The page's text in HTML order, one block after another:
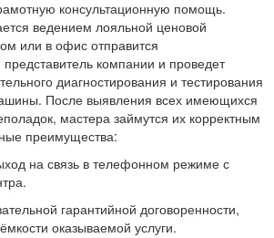
консультационную помощь.
ведением лояльной ценовой
или в офис отправится
компании и проведет
диагностирования и тестирования
После выявления всех имеющихся
мастера займутся их корректным
преимущества:
на связь в телефонном режиме с
гарантийной договоренности,
оказываемой услуги.